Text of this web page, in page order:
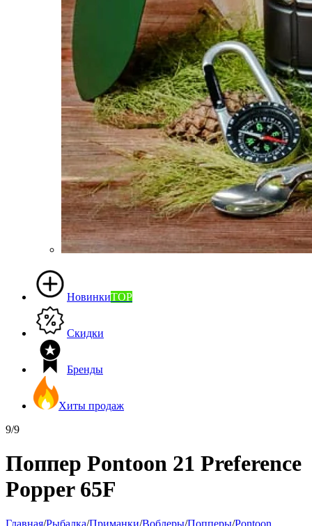
НовинкиTOP
Скидки
Бренды
Хиты продаж
9/9
Поппер Pontoon 21 Preference
Popper 65F
Главная/Рыбалка/Приманки/Воблеры/Попперы/Pontoon